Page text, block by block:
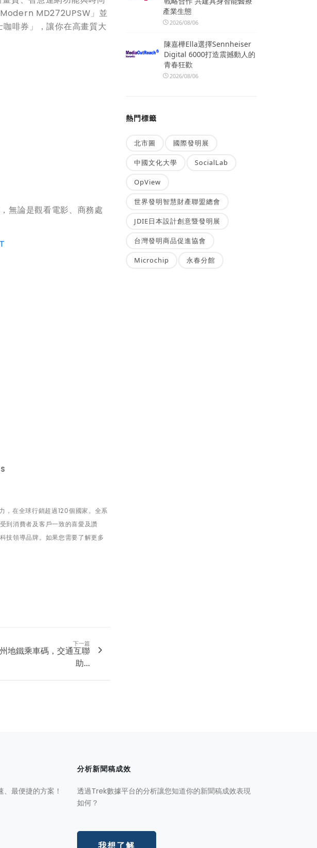
MD272UPSW」並
啡券」，讓你在高畫質大
無論是觀看電影、商務處
，在全球行銷超過120個國家。全系
到消費者及客戶一致的喜愛及讚
技領導品牌。如果您需要了解更多
下一篇
地鐵乘車碼，交通互聯
助...
產業生態
2026/08/06
陳嘉樺Ella選擇Sennheiser
Digital 6000打造震撼動人的
青春狂歡
2026/08/06
熱門標籤
北市圖 國際發明展
中國文化大學 SocialLab
OpView
世界發明智慧財產聯盟總會
JDIE日本設計創意暨發明展
台灣發明商品促進協會
Microchip 永春分館
最便捷的方案！
分析新聞稿成效
透過Trek數據平台的分析讓您知道你的新聞稿成效表現
如何？
我想了解